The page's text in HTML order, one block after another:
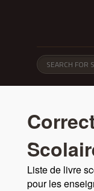
Liste de livre
pour les